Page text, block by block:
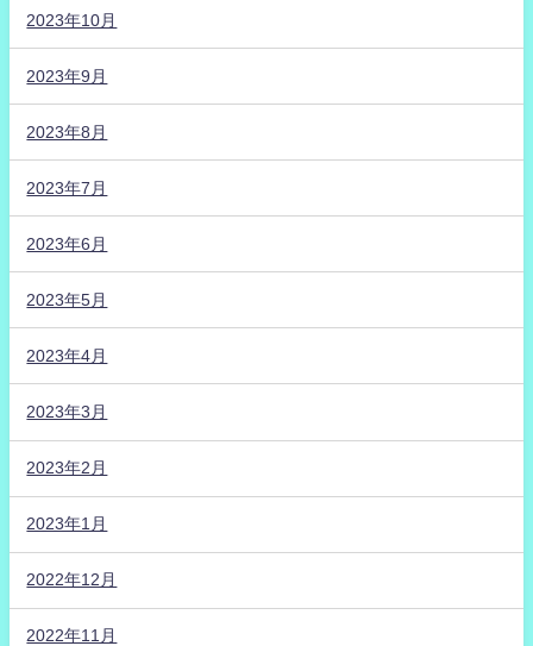
2023年10月
2023年9月
2023年8月
2023年7月
2023年6月
2023年5月
2023年4月
2023年3月
2023年2月
2023年1月
2022年12月
2022年11月